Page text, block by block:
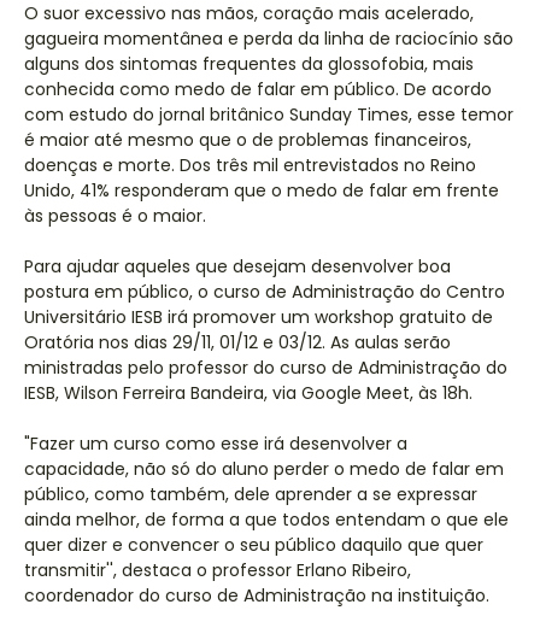
O suor excessivo nas mãos, coração mais acelerado,
gagueira momentânea e perda da linha de raciocínio são
alguns dos sintomas frequentes da glossofobia, mais
conhecida como medo de falar em público. De acordo
com estudo do jornal britânico Sunday Times, esse temor
é maior até mesmo que o de problemas financeiros,
doenças e morte. Dos três mil entrevistados no Reino
Unido, 41% responderam que o medo de falar em frente
às pessoas é o maior.
Para ajudar aqueles que desejam desenvolver boa
postura em público, o curso de Administração do Centro
Universitário IESB irá promover um workshop gratuito de
Oratória nos dias 29/11, 01/12 e 03/12. As aulas serão
ministradas pelo professor do curso de Administração do
IESB, Wilson Ferreira Bandeira, via Google Meet, às 18h.
"Fazer um curso como esse irá desenvolver a
capacidade, não só do aluno perder o medo de falar em
público, como também, dele aprender a se expressar
ainda melhor, de forma a que todos entendam o que ele
quer dizer e convencer o seu público daquilo que quer
transmitir'', destaca o professor Erlano Ribeiro,
coordenador do curso de Administração na instituição.